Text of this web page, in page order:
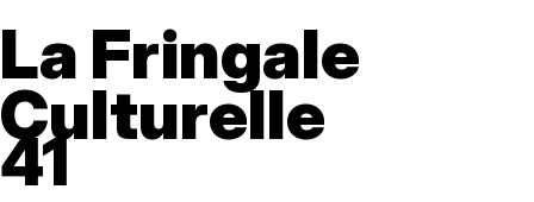
La Fringale
Culturelle
41